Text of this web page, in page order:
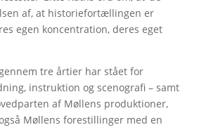
af, at historiefortællingen er
egen koncentration, deres eget
tre årtier har stået for
instruktion og scenografi – samt
af Møllens produktioner,
Møllens forestillinger med en